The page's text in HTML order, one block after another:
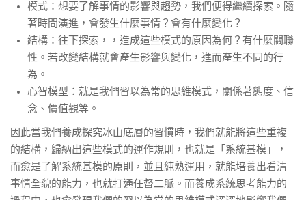
模式：想要了解事情的影響與趨勢，我們便得繼續探索。隨
著時間演進，會發生什麼事情？會有什麼變化？
結構：往下探索，，造成這些模式的原因為何？有什麼關聯
性。若改變結構就會產生影響與變化，進而產生不同的行
為。
心智模型：就是我們習以為常的思維模式，關係著態度、信
念、價值觀等。
因此當我們養成探究冰山底層的習慣時，我們就能將這些重複
的結構，歸納出這些模式的運作規則，也就是「系統基模」，
而愈是了解系統基模的原則，並且純熟運用，就能培養出看清
事情全貌的能力，也就打通任督二脈。而養成系統思考能力的